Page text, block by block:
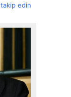
edin